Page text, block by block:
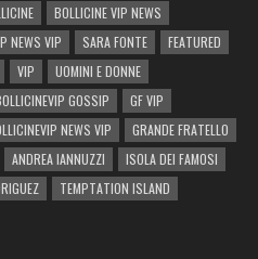
BOLLICINE VIP NEWS
NEWS VIP SARA FONTE
FEATURED
VIP
UOMINI E DONNE
GOSSIP
GF VIP
NEWS VIP
GRANDE FRATELLO
ANDREA IANNUZZI
ISOLA DEI FAMOSI
TEMPTATION ISLAND